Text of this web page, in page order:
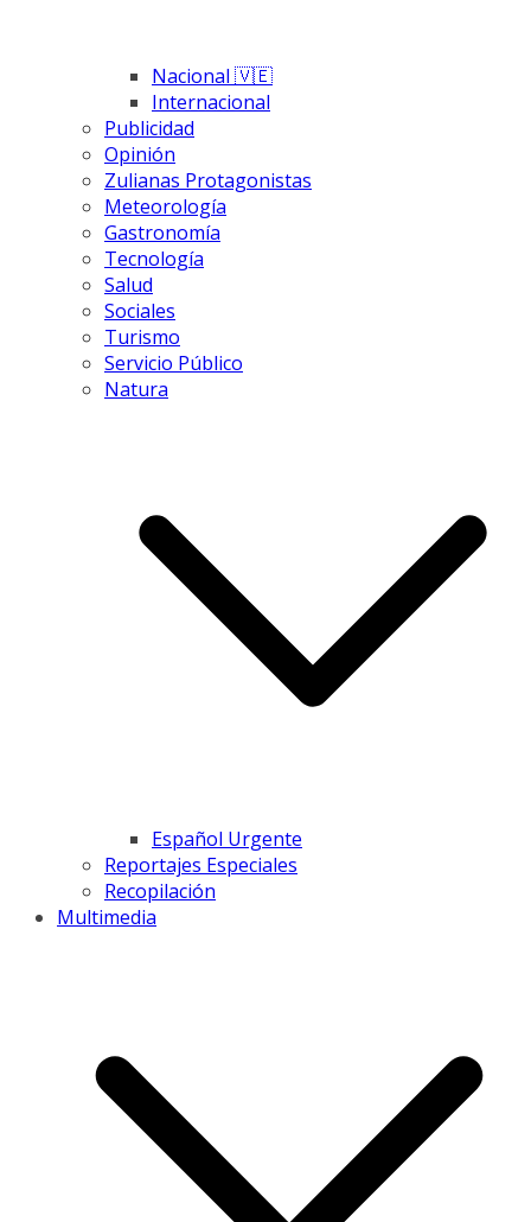
Nacional 🇻🇪
Internacional
Publicidad
Opinión
Zulianas Protagonistas
Meteorología
Gastronomía
Tecnología
Salud
Sociales
Turismo
Servicio Público
Natura
Español Urgente
Reportajes Especiales
Recopilación
Multimedia